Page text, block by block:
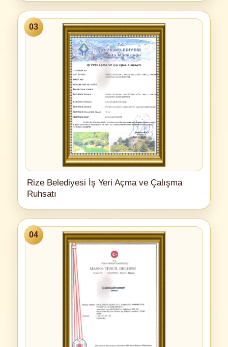
03
Rize Belediyesi İş Yeri Açma ve Çalışma
Ruhsatı
04